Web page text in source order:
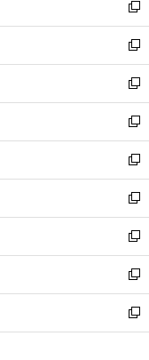
ィ
ン
ド
ウ
で
開
く
い
ウ
ィ
ン
ド
ウ
で
開
く
新
し
い
ウ
ィ
ン
ド
ウ
で
開
く
新
し
い
ウ
ィ
ン
ド
ウ
で
開
く
新
し
い
ウ
ィ
ン
ド
ウ
で
開
く
新
し
い
ウ
ィ
ン
ド
ウ
で
開
く
新
し
い
ウ
ィ
ン
ド
ウ
で
開
新
し
い
ウ
ィ
ン
ド
ウ
新
し
い
ウ
ィ
ン
新
し
い
ウ
新
し